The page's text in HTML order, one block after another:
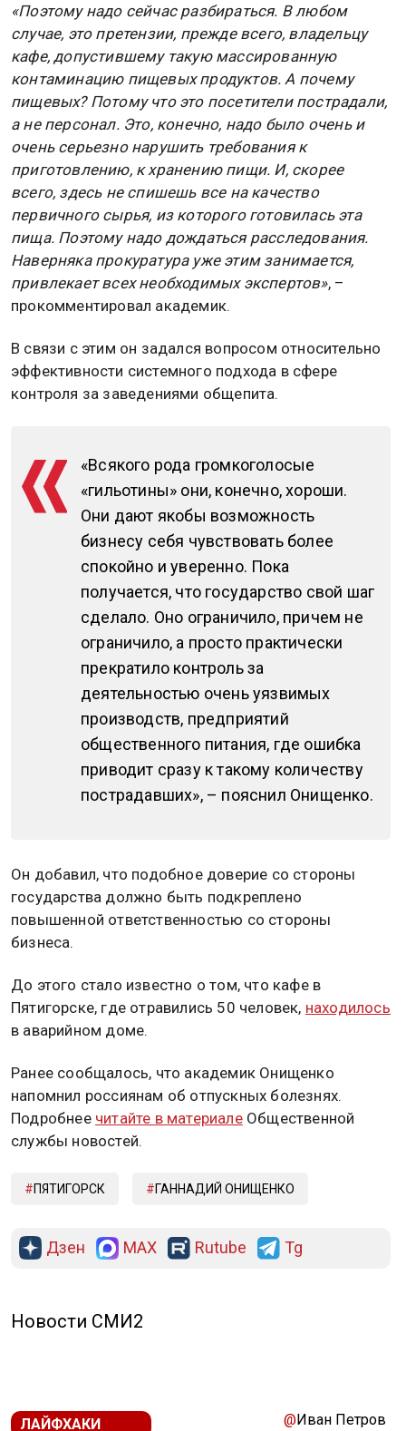
«Поэтому надо сейчас разбираться. В любом
случае, это претензии, прежде всего, владельцу
кафе, допустившему такую массированную
контаминацию пищевых продуктов. А почему
пищевых? Потому что это посетители пострадали,
а не персонал. Это, конечно, надо было очень и
очень серьезно нарушить требования к
приготовлению, к хранению пищи. И, скорее
всего, здесь не спишешь все на качество
первичного сырья, из которого готовилась эта
пища. Поэтому надо дождаться расследования.
Наверняка прокуратура уже этим занимается,
привлекает всех необходимых экспертов», –
прокомментировал академик.
В связи с этим он задался вопросом относительно
эффективности системного подхода в сфере
контроля за заведениями общепита.
«Всякого рода громкоголосые
«гильотины» они, конечно, хороши.
Они дают якобы возможность
бизнесу себя чувствовать более
спокойно и уверенно. Пока
получается, что государство свой шаг
сделало. Оно ограничило, причем не
ограничило, а просто практически
прекратило контроль за
деятельностью очень уязвимых
производств, предприятий
общественного питания, где ошибка
приводит сразу к такому количеству
пострадавших», – пояснил Онищенко.
Он добавил, что подобное доверие со стороны
государства должно быть подкреплено
повышенной ответственностью со стороны
бизнеса.
До этого стало известно о том, что кафе в
Пятигорске, где отравились 50 человек, находилось
в аварийном доме.
Ранее сообщалось, что академик Онищенко
напомнил россиянам об отпускных болезнях.
Подробнее читайте в материалеОбщественной
службы новостей.
ПЯТИГОРСК ГАННАДИЙ ОНИЩЕНКО
Дзен MAX Rutube Tg
Новости СМИ2
ЛАЙФХАКИ @Иван Петров